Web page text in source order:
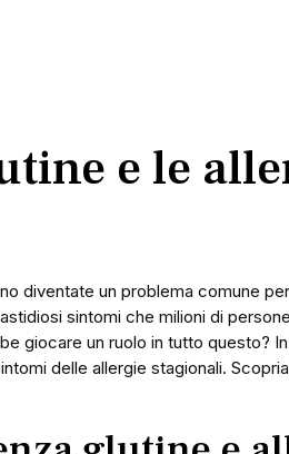
e le
diventate un problema comune
sintomi che milioni di
giocare un ruolo in tutto questo?
delle allergie stagionali.